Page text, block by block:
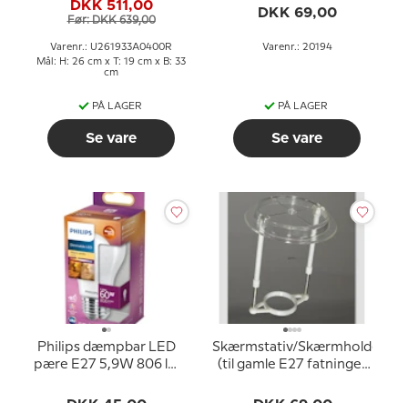
rosa silke stof
DKK 511,00
Før: DKK 639,00
Varenr.: U261933A0400R
Mål: H: 26 cm x T: 19 cm x B: 33
cm
PÅ LAGER
Se vare
DKK 69,00
Varenr.: 20194
PÅ LAGER
Se vare
Philips dæmpbar LED
pære E27 5,9W 806 lm
Hvidt Lys 2200-2700K
Skærmstativ/Skærmholder
(til gamle E27 fatninger
ø34 mm)